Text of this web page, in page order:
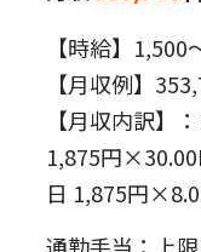
【時給】1,500
【月収例】
【月収内訳】
1,875円
日 1,875円